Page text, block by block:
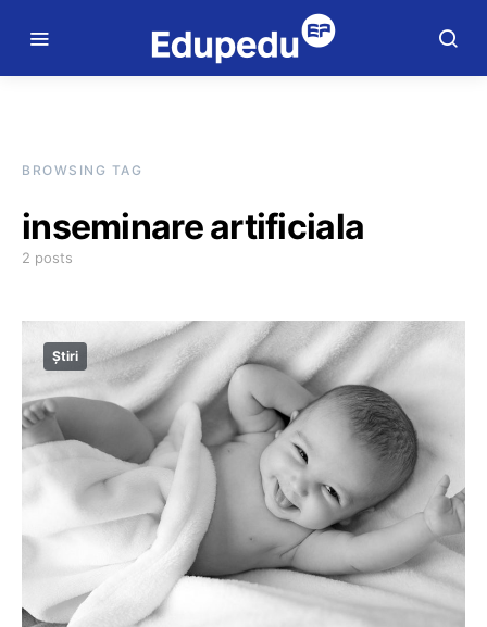
BROWSING TAG
inseminare artificiala
2 posts
Știri